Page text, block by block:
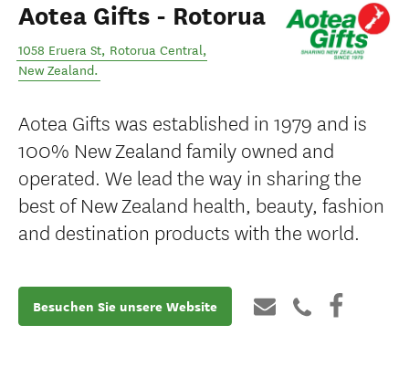
Aotea Gifts - Rotorua
1058 Eruera St, Rotorua Central,
New Zealand.
Aotea Gifts was established in 1979 and is
100% New Zealand family owned and
operated. We lead the way in sharing the
best of New Zealand health, beauty, fashion
and destination products with the world.
Besuchen Sie unsere Website